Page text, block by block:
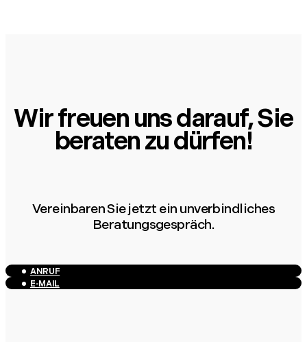
Wir freuen uns darauf, Sie
beraten zu dürfen!
Vereinbaren Sie jetzt ein unverbindliches
Beratungsgespräch.
ANRUF
E-MAIL